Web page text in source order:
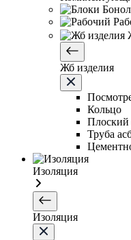
Жб изделия
Кольцо
Труба
Изоляция
Изоляция